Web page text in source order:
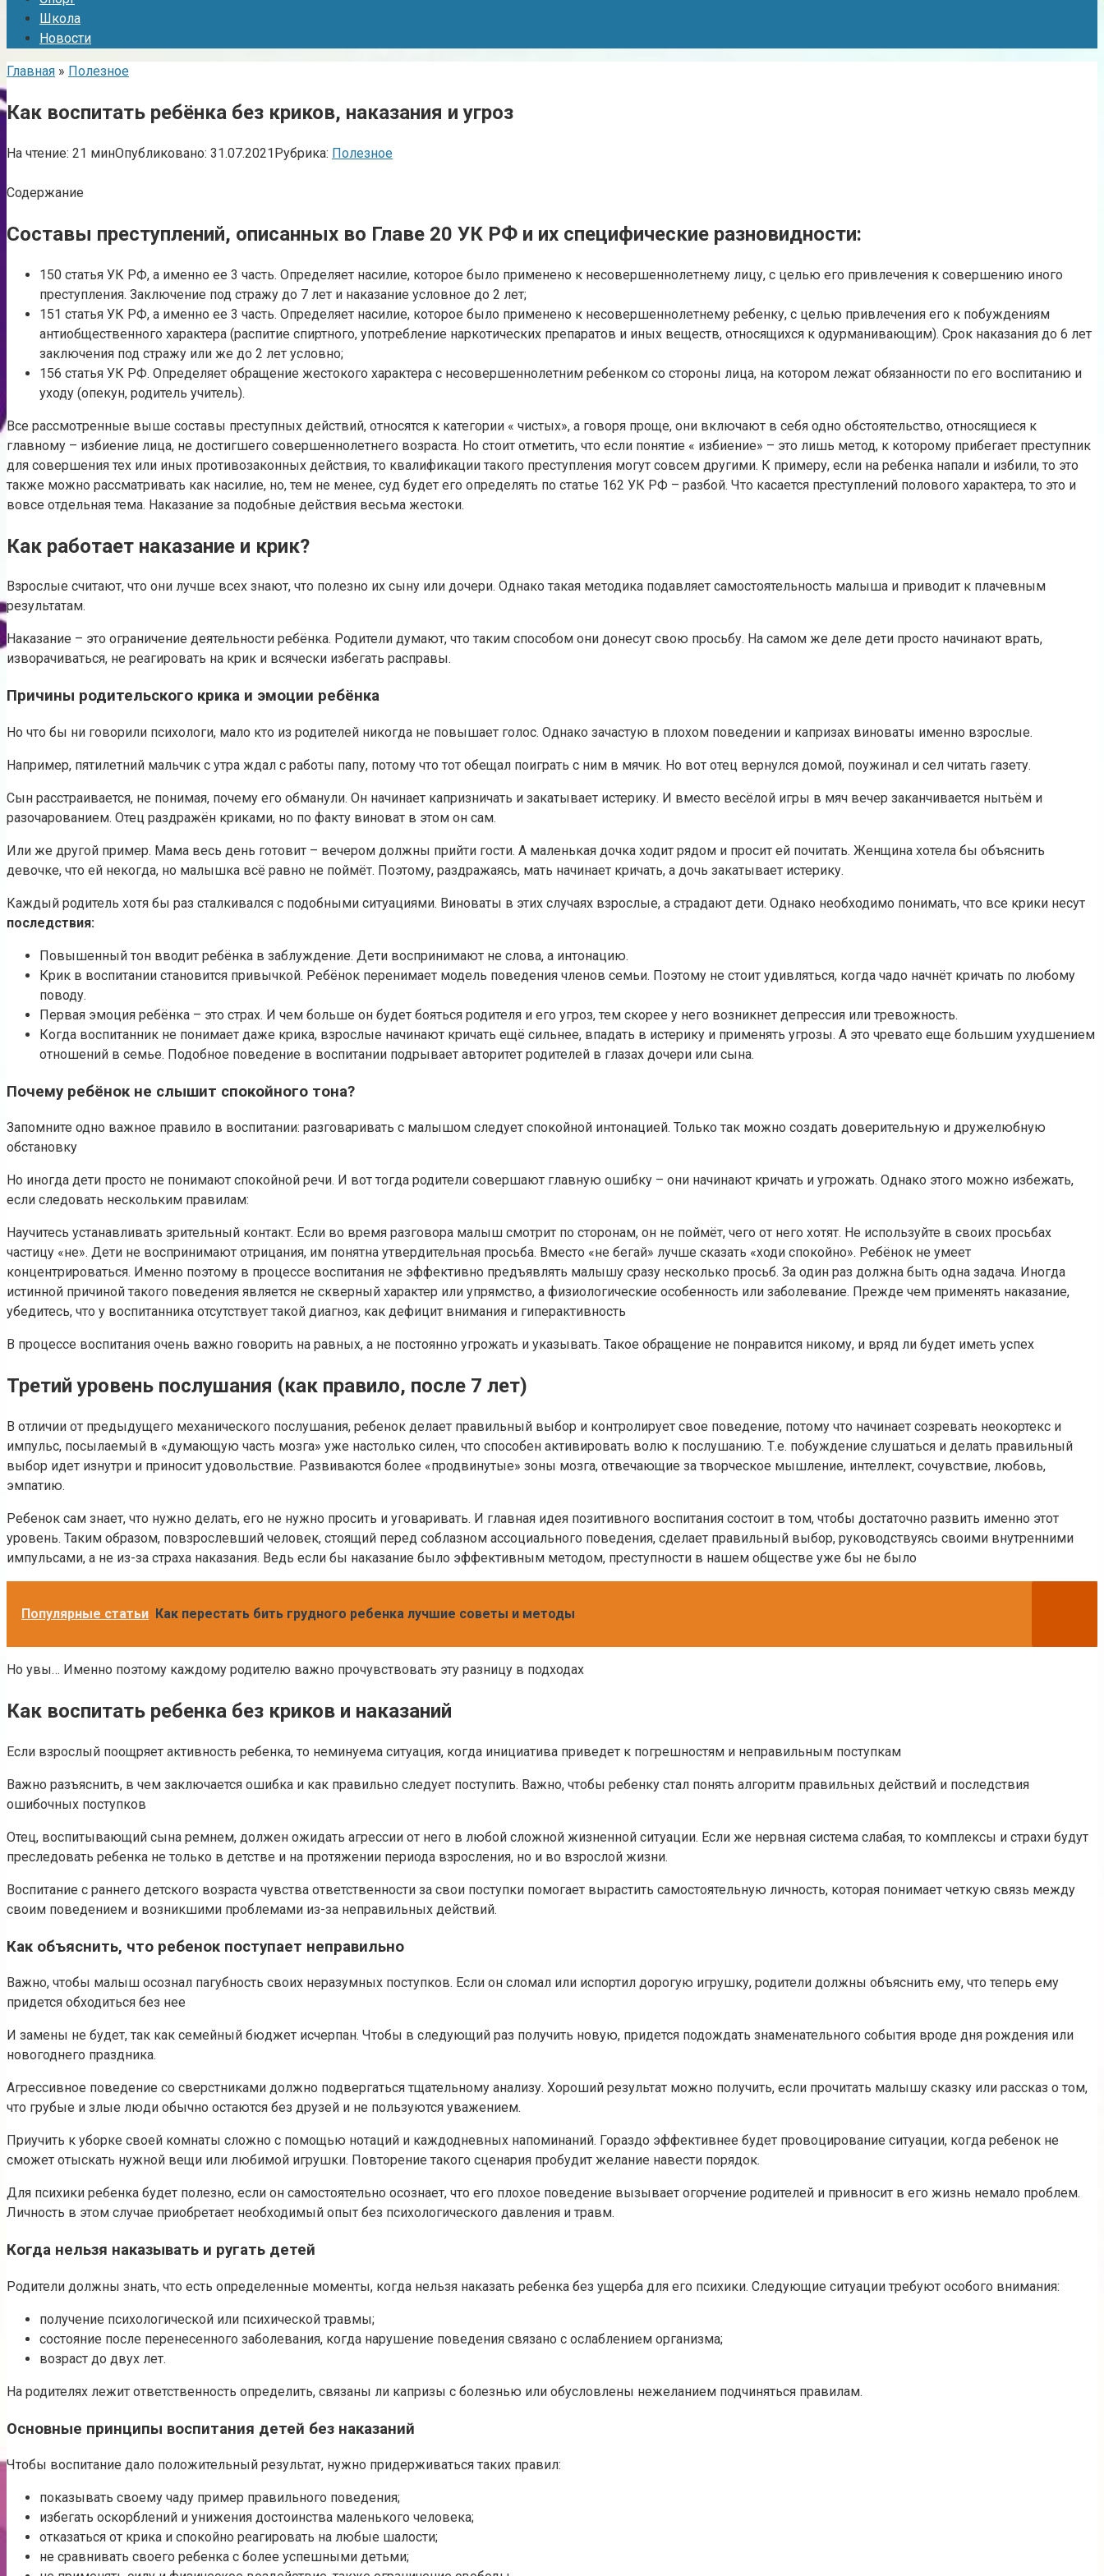
Школа
Новости
Главная » Полезное
Как воспитать ребёнка без криков, наказания и угроз
На чтение: 21 минОпубликовано: 31.07.2021Рубрика: Полезное
Содержание
Составы преступлений, описанных во Главе 20 УК РФ и их специфические разновидности:
150 статья УК РФ, а именно ее 3 часть. Определяет насилие, которое было применено к несовершеннолетнему лицу, с целью его привлечения к совершению иного
преступления. Заключение под стражу до 7 лет и наказание условное до 2 лет;
151 статья УК РФ, а именно ее 3 часть. Определяет насилие, которое было применено к несовершеннолетнему ребенку, с целью привлечения его к побуждениям
антиобщественного характера (распитие спиртного, употребление наркотических препаратов и иных веществ, относящихся к одурманивающим). Срок наказания до 6 лет
заключения под стражу или же до 2 лет условно;
156 статья УК РФ. Определяет обращение жестокого характера с несовершеннолетним ребенком со стороны лица, на котором лежат обязанности по его воспитанию и
уходу (опекун, родитель учитель).
Все рассмотренные выше составы преступных действий, относятся к категории « чистых», а говоря проще, они включают в себя одно обстоятельство, относящиеся к
главному – избиение лица, не достигшего совершеннолетнего возраста. Но стоит отметить, что если понятие « избиение» – это лишь метод, к которому прибегает преступник
для совершения тех или иных противозаконных действия, то квалификации такого преступления могут совсем другими. К примеру, если на ребенка напали и избили, то это
также можно рассматривать как насилие, но, тем не менее, суд будет его определять по статье 162 УК РФ – разбой. Что касается преступлений полового характера, то это и
вовсе отдельная тема. Наказание за подобные действия весьма жестоки.
Как работает наказание и крик?
Взрослые считают, что они лучше всех знают, что полезно их сыну или дочери. Однако такая методика подавляет самостоятельность малыша и приводит к плачевным
результатам.
Наказание – это ограничение деятельности ребёнка. Родители думают, что таким способом они донесут свою просьбу. На самом же деле дети просто начинают врать,
изворачиваться, не реагировать на крик и всячески избегать расправы.
Причины родительского крика и эмоции ребёнка
Но что бы ни говорили психологи, мало кто из родителей никогда не повышает голос. Однако зачастую в плохом поведении и капризах виноваты именно взрослые.
Например, пятилетний мальчик с утра ждал с работы папу, потому что тот обещал поиграть с ним в мячик. Но вот отец вернулся домой, поужинал и сел читать газету.
Сын расстраивается, не понимая, почему его обманули. Он начинает капризничать и закатывает истерику. И вместо весёлой игры в мяч вечер заканчивается нытьём и
разочарованием. Отец раздражён криками, но по факту виноват в этом он сам.
Или же другой пример. Мама весь день готовит – вечером должны прийти гости. А маленькая дочка ходит рядом и просит ей почитать. Женщина хотела бы объяснить
девочке, что ей некогда, но малышка всё равно не поймёт. Поэтому, раздражаясь, мать начинает кричать, а дочь закатывает истерику.
Каждый родитель хотя бы раз сталкивался с подобными ситуациями. Виноваты в этих случаях взрослые, а страдают дети. Однако необходимо понимать, что все крики несут
последствия:
Повышенный тон вводит ребёнка в заблуждение. Дети воспринимают не слова, а интонацию.
Крик в воспитании становится привычкой. Ребёнок перенимает модель поведения членов семьи. Поэтому не стоит удивляться, когда чадо начнёт кричать по любому
поводу.
Первая эмоция ребёнка – это страх. И чем больше он будет бояться родителя и его угроз, тем скорее у него возникнет депрессия или тревожность.
Когда воспитанник не понимает даже крика, взрослые начинают кричать ещё сильнее, впадать в истерику и применять угрозы. А это чревато еще большим ухудшением
отношений в семье. Подобное поведение в воспитании подрывает авторитет родителей в глазах дочери или сына.
Почему ребёнок не слышит спокойного тона?
Запомните одно важное правило в воспитании: разговаривать с малышом следует спокойной интонацией. Только так можно создать доверительную и дружелюбную
обстановку
Но иногда дети просто не понимают спокойной речи. И вот тогда родители совершают главную ошибку – они начинают кричать и угрожать. Однако этого можно избежать,
если следовать нескольким правилам:
Научитесь устанавливать зрительный контакт. Если во время разговора малыш смотрит по сторонам, он не поймёт, чего от него хотят. Не используйте в своих просьбах
частицу «не». Дети не воспринимают отрицания, им понятна утвердительная просьба. Вместо «не бегай» лучше сказать «ходи спокойно». Ребёнок не умеет
концентрироваться. Именно поэтому в процессе воспитания не эффективно предъявлять малышу сразу несколько просьб. За один раз должна быть одна задача. Иногда
истинной причиной такого поведения является не скверный характер или упрямство, а физиологические особенность или заболевание. Прежде чем применять наказание,
убедитесь, что у воспитанника отсутствует такой диагноз, как дефицит внимания и гиперактивность
В процессе воспитания очень важно говорить на равных, а не постоянно угрожать и указывать. Такое обращение не понравится никому, и вряд ли будет иметь успех
Третий уровень послушания (как правило, после 7 лет)
В отличии от предыдущего механического послушания, ребенок делает правильный выбор и контролирует свое поведение, потому что начинает созревать неокортекс и
импульс, посылаемый в «думающую часть мозга» уже настолько силен, что способен активировать волю к послушанию. Т.е. побуждение слушаться и делать правильный
выбор идет изнутри и приносит удовольствие. Развиваются более «продвинутые» зоны мозга, отвечающие за творческое мышление, интеллект, сочувствие, любовь,
эмпатию.
Ребенок сам знает, что нужно делать, его не нужно просить и уговаривать. И главная идея позитивного воспитания состоит в том, чтобы достаточно развить именно этот
уровень. Таким образом, повзрослевший человек, стоящий перед соблазном ассоциального поведения, сделает правильный выбор, руководствуясь своими внутренними
импульсами, а не из-за страха наказания. Ведь если бы наказание было эффективным методом, преступности в нашем обществе уже бы не было
Популярные статьи Как перестать бить грудного ребенка лучшие советы и методы
Но увы… Именно поэтому каждому родителю важно прочувствовать эту разницу в подходах
Как воспитать ребенка без криков и наказаний
Если взрослый поощряет активность ребенка, то неминуема ситуация, когда инициатива приведет к погрешностям и неправильным поступкам
Важно разъяснить, в чем заключается ошибка и как правильно следует поступить. Важно, чтобы ребенку стал понять алгоритм правильных действий и последствия
ошибочных поступков
Отец, воспитывающий сына ремнем, должен ожидать агрессии от него в любой сложной жизненной ситуации. Если же нервная система слабая, то комплексы и страхи будут
преследовать ребенка не только в детстве и на протяжении периода взросления, но и во взрослой жизни.
Воспитание с раннего детского возраста чувства ответственности за свои поступки помогает вырастить самостоятельную личность, которая понимает четкую связь между
своим поведением и возникшими проблемами из-за неправильных действий.
Как объяснить, что ребенок поступает неправильно
Важно, чтобы малыш осознал пагубность своих неразумных поступков. Если он сломал или испортил дорогую игрушку, родители должны объяснить ему, что теперь ему
придется обходиться без нее
И замены не будет, так как семейный бюджет исчерпан. Чтобы в следующий раз получить новую, придется подождать знаменательного события вроде дня рождения или
новогоднего праздника.
Агрессивное поведение со сверстниками должно подвергаться тщательному анализу. Хороший результат можно получить, если прочитать малышу сказку или рассказ о том,
что грубые и злые люди обычно остаются без друзей и не пользуются уважением.
Приучить к уборке своей комнаты сложно с помощью нотаций и каждодневных напоминаний. Гораздо эффективнее будет провоцирование ситуации, когда ребенок не
сможет отыскать нужной вещи или любимой игрушки. Повторение такого сценария пробудит желание навести порядок.
Для психики ребенка будет полезно, если он самостоятельно осознает, что его плохое поведение вызывает огорчение родителей и привносит в его жизнь немало проблем.
Личность в этом случае приобретает необходимый опыт без психологического давления и травм.
Когда нельзя наказывать и ругать детей
Родители должны знать, что есть определенные моменты, когда нельзя наказать ребенка без ущерба для его психики. Следующие ситуации требуют особого внимания:
получение психологической или психической травмы;
состояние после перенесенного заболевания, когда нарушение поведения связано с ослаблением организма;
возраст до двух лет.
На родителях лежит ответственность определить, связаны ли капризы с болезнью или обусловлены нежеланием подчиняться правилам.
Основные принципы воспитания детей без наказаний
Чтобы воспитание дало положительный результат, нужно придерживаться таких правил:
показывать своему чаду пример правильного поведения;
избегать оскорблений и унижения достоинства маленького человека;
отказаться от крика и спокойно реагировать на любые шалости;
не сравнивать своего ребенка с более успешными детьми;